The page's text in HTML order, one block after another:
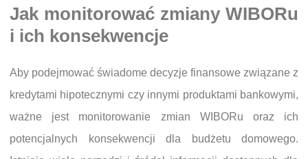
Jak monitorować zmiany WIBORu
i ich konsekwencje
Aby podejmować świadome decyzje finansowe związane z
kredytami hipotecznymi czy innymi produktami bankowymi,
ważne jest monitorowanie zmian WIBORu oraz ich
potencjalnych konsekwencji dla budżetu domowego.